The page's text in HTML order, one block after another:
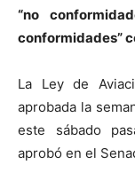
“no
conformidades”
La Ley de
aprobada la
este sábado
aprobó en el